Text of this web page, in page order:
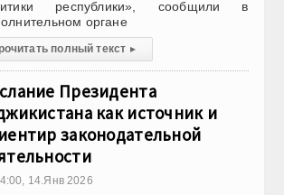
республики», сообщили в
органе
полный текст ▸
Президента
как источник и
законодательной
14.Янв 2026